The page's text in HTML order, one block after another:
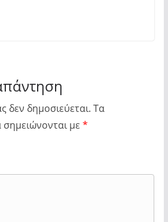
δεν δημοσιεύεται. Τα
με *